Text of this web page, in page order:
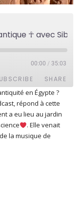
00:00 / 35:03
SHARE
en Égypte ?
répond à cette
a eu lieu au jardin
. Elle venait
la musique de